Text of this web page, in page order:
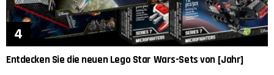
Entdecken Sie die neuen Lego Star Wars-Sets von [Jahr]